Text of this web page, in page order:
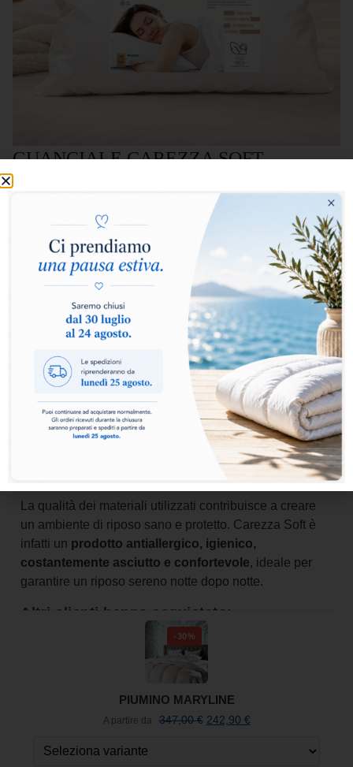
GUANCIALE CAREZZA SOFT
66,00
Carezza Soft è il guanciale che unisce leggerezza e morbidezza.
Accogliente e delicato, avvolge testa e collo regalando una
sensazione di comfort naturale durante il riposo. DIMENSIONE:
50X80CM
Aggiungi al carrello
Carezza Soft nasce per offrire una sensazione di
morbidezza delicata e naturale. La sua imbottitura
soffice accoglie testa e collo con leggerezza, favorendo
una posizione rilassata e confortevole durante il riposo.
Il comfort è morbido ma equilibrato, pensato per chi
desidera un guanciale accogliente che accompagni il
sonno con una piacevole sensazione di leggerezza e
La qualità dei materiali utilizzati contribuisce a creare
un ambiente di riposo sano e protetto. Carezza Soft è
infatti un prodotto antiallergico, igienico,
costantemente asciutto e confortevole, ideale per
garantire un riposo sereno notte dopo notte.
Altri clienti hanno acquistato:
-30%
PIUMINO MARYLINE
A partire da 347,00€ 242,90 €